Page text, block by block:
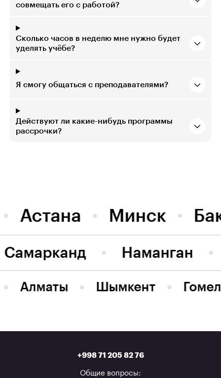
совмещать его с работой?
Сколько часов в неделю мне нужно будет
уделять учёбе?
Я смогу общаться с преподавателями?
Действуют ли какие-нибудь программы
рассрочки?
Астана Минск
Наманган
Самарканд
Алматы Шымкент
+998 71 205 82 76
Общие вопросы: